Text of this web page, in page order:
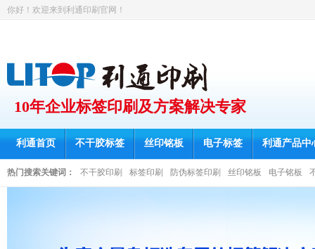
你好！欢迎来到利通印刷官网！
10年企业标签印刷及方案解决专家
利通首页 不干胶标签 丝印铭板 电子标签 利通产品中
热门搜索关键词： 不干胶印刷 标签印刷 防伪标签印刷 丝印铭板 电子铭板